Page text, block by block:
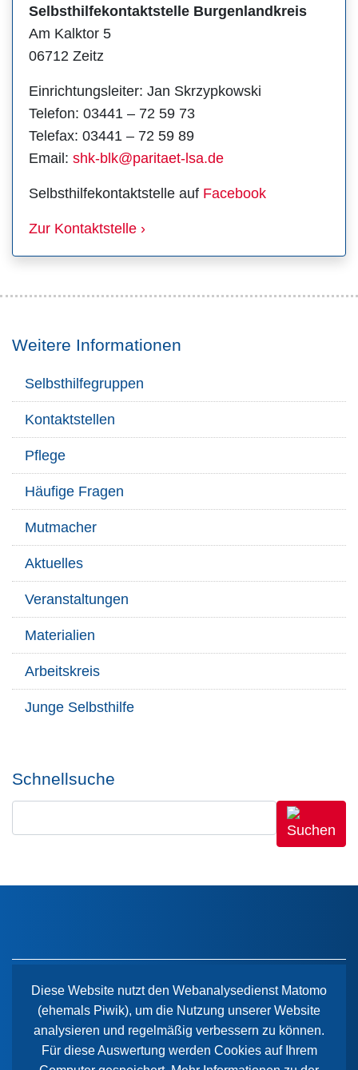
Selbsthilfekontaktstelle Burgenlandkreis
Am Kalktor 5
06712 Zeitz
Einrichtungsleiter: Jan Skrzypkowski
Telefon: 03441 – 72 59 73
Telefax: 03441 – 72 59 89
Email: shk-blk@paritaet-lsa.de
Selbsthilfekontaktstelle auf Facebook
Zur Kontaktstelle ›
Weitere Informationen
Selbsthilfegruppen
Kontaktstellen
Pflege
Häufige Fragen
Mutmacher
Aktuelles
Veranstaltungen
Materialien
Arbeitskreis
Junge Selbsthilfe
Schnellsuche
Der Paritätische Sachsen-Anhalt
Wiener Straße 2
39112 Magdeburg
Diese Website nutzt den Webanalysedienst Matomo
(ehemals Piwik), um die Nutzung unserer Website
analysieren und regelmäßig verbessern zu können.
Für diese Auswertung werden Cookies auf Ihrem